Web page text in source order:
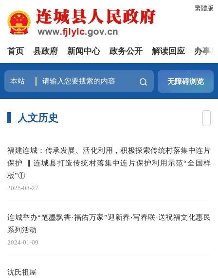
繁體版
首页 县政府 新闻中心 政务公开 解读回应 办事
无障碍浏览
人文历史
福建连城：传承发展、活化利用，积极探索传统村落集中连片
保护 ▎连城县打造传统村落集中连片保护利用示范“全国样
板”①
2025-08-27
连城举办“笔墨飘香·福佑万家”迎新春·写春联·送祝福文化惠民
系列活动
2024-01-09
沈氏祖屋